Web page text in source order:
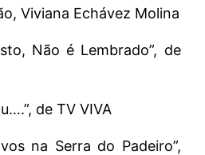
Viviana Echávez Molina
Não é Lembrado”, de
de TV VIVA
na Serra do Padeiro”,